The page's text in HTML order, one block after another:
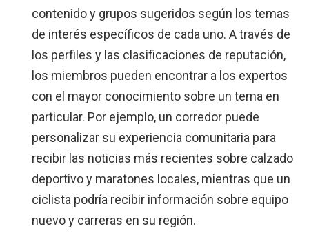
contenido y grupos sugeridos según los temas
de interés específicos de cada uno. A través de
los perfiles y las clasificaciones de reputación,
los miembros pueden encontrar a los expertos
con el mayor conocimiento sobre un tema en
particular. Por ejemplo, un corredor puede
personalizar su experiencia comunitaria para
recibir las noticias más recientes sobre calzado
deportivo y maratones locales, mientras que un
ciclista podría recibir información sobre equipo
nuevo y carreras en su región.